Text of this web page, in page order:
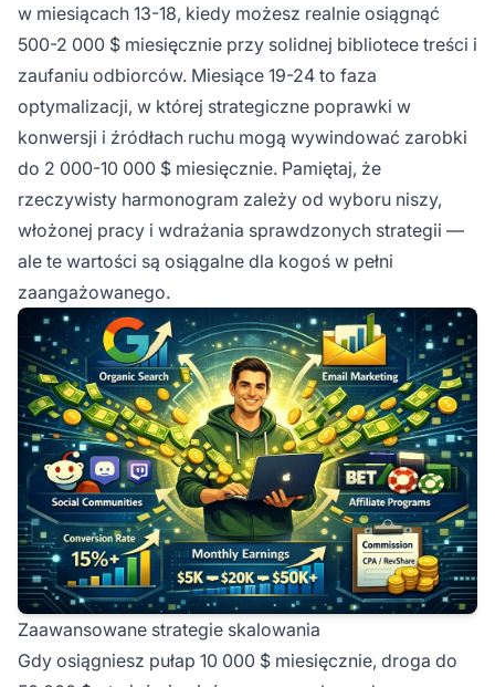
w miesiącach 13-18, kiedy możesz realnie osiągnąć
500-2 000 $ miesięcznie przy solidnej bibliotece treści i
zaufaniu odbiorców. Miesiące 19-24 to faza
optymalizacji, w której strategiczne poprawki w
konwersji i źródłach ruchu mogą wywindować zarobki
do 2 000-10 000 $ miesięcznie. Pamiętaj, że
rzeczywisty harmonogram zależy od wyboru niszy,
włożonej pracy i wdrażania sprawdzonych strategii —
ale te wartości są osiągalne dla kogoś w pełni
zaangażowanego.
Zaawansowane strategie skalowania
Gdy osiągniesz pułap 10 000 $ miesięcznie, droga do